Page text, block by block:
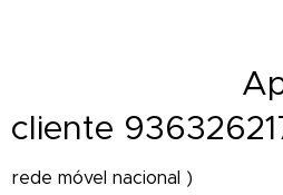
A
cliente
rede móvel nacional )